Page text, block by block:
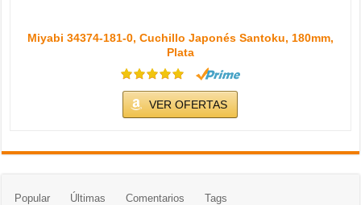
Miyabi 34374-181-0, Cuchillo Japonés Santoku, 180mm,
Plata
VER OFERTAS
Popular Últimas Comentarios Tags